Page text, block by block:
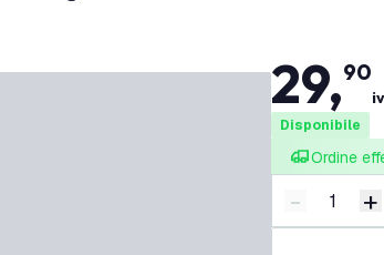
29,90
Disponibile
Ordine
Riduci
- +